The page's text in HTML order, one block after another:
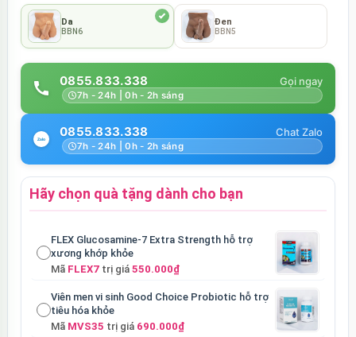
Da
BBN6
Đen
BBN5
0855.833.338
7h - 24h | 0h - 2h sáng
0855.833.338
7h - 24h | 0h - 2h sáng
Hãy chọn quà tặng dành cho bạn
FLEX Glucosamine-7 Extra Strength hỗ trợ
xương khớp khỏe
Mã FLEX7trị giá 550.000₫
Viên men vi sinh Good Choice Probiotic hỗ trợ
tiêu hóa khỏe
Mã MVS35 trị giá 690.000₫